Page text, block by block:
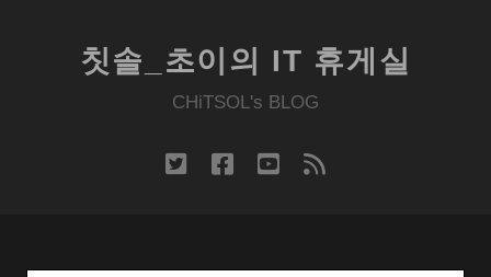
칫솔_초이의 IT 휴게실
CHiTSOL's BLOG
twitterfacebook
youtube
rss